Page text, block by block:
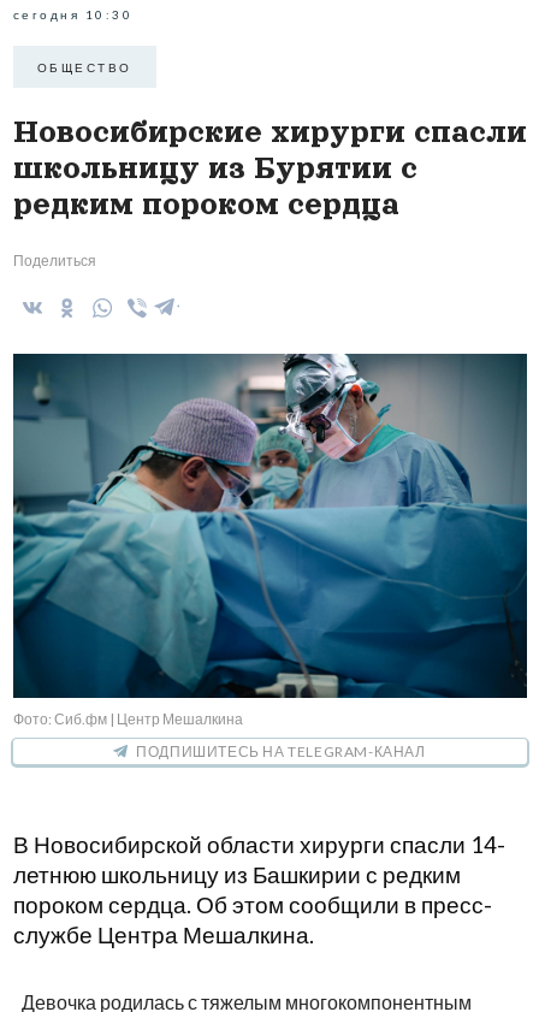
сегодня 10:30
ОБЩЕСТВО
Новосибирские хирурги спасли
школьницу из Бурятии с
редким пороком сердца
Поделиться
Фото: Сиб.фм | Центр Мешалкина
ПОДПИШИТЕСЬ НА TELEGRAM-КАНАЛ
В Новосибирской области хирурги спасли 14-
летнюю школьницу из Башкирии с редким
пороком сердца. Об этом сообщили в пресс-
службе Центра Мешалкина.
Девочка родилась с тяжелым многокомпонентным